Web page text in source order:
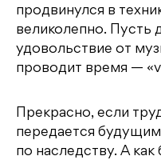
продвинулся в
великолепно. Пусть
удовольствие от
проводит время —
Прекрасно, если
передается
по наследству. А